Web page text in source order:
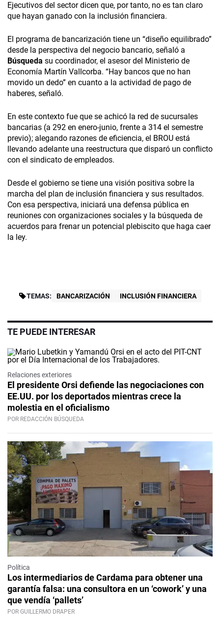
Ejecutivos del sector dicen que, por tanto, no es tan claro
que hayan ganado con la inclusión financiera.
El programa de bancarización tiene un “diseño equilibrado”
desde la perspectiva del negocio bancario, señaló a
Búsqueda su coordinador, el asesor del Ministerio de
Economía Martín Vallcorba. “Hay bancos que no han
movido un dedo” en cuanto a la actividad de pago de
haberes, señaló.
En este contexto fue que se achicó la red de sucursales
bancarias (a 292 en enero-junio, frente a 314 el semestre
previo); alegando razones de eficiencia, el BROU está
llevando adelante una reestructura que disparó un conflicto
con el sindicato de empleados.
Desde el gobierno se tiene una visión positiva sobre la
marcha del plan de inclusión financiera y sus resultados.
Con esa perspectiva, iniciará una defensa pública en
reuniones con organizaciones sociales y la búsqueda de
acuerdos para frenar un potencial plebiscito que haga caer
la ley.
TEMAS: BANCARIZACIÓN INCLUSIÓN FINANCIERA
TE PUEDE INTERESAR
Relaciones exteriores
El presidente Orsi defiende las negociaciones con
EE.UU. por los deportados mientras crece la
molestia en el oficialismo
POR REDACCIÓN BÚSQUEDA
Política
Los intermediarios de Cardama para obtener una
garantía falsa: una consultora en un ‘cowork’ y una
que vendía ‘pallets’
POR GUILLERMO DRAPER